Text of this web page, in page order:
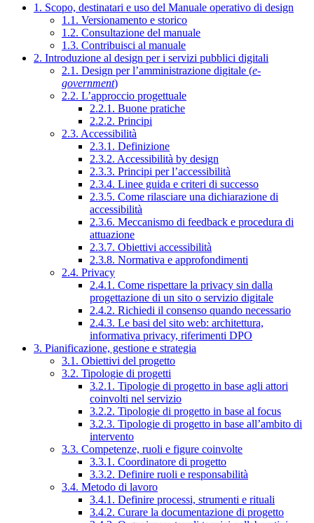
1. Scopo, destinatari e uso del Manuale operativo di design
1.1. Versionamento e storico
1.2. Consultazione del manuale
1.3. Contribuisci al manuale
2. Introduzione al design per i servizi pubblici digitali
2.1. Design per l’amministrazione digitale (e-
government)
2.2. L’approccio progettuale
2.2.1. Buone pratiche
2.2.2. Principi
2.3. Accessibilità
2.3.1. Definizione
2.3.2. Accessibilità by design
2.3.3. Principi per l’accessibilità
2.3.4. Linee guida e criteri di successo
2.3.5. Come rilasciare una dichiarazione di
accessibilità
2.3.6. Meccanismo di feedback e procedura di
attuazione
2.3.7. Obiettivi accessibilità
2.3.8. Normativa e approfondimenti
2.4. Privacy
2.4.1. Come rispettare la privacy sin dalla
progettazione di un sito o servizio digitale
2.4.2. Richiedi il consenso quando necessario
2.4.3. Le basi del sito web: architettura,
informativa privacy, riferimenti DPO
3. Pianificazione, gestione e strategia
3.1. Obiettivi del progetto
3.2. Tipologie di progetti
3.2.1. Tipologie di progetto in base agli attori
coinvolti nel servizio
3.2.2. Tipologie di progetto in base al focus
3.2.3. Tipologie di progetto in base all’ambito di
intervento
3.3. Competenze, ruoli e figure coinvolte
3.3.1. Coordinatore di progetto
3.3.2. Definire ruoli e responsabilità
3.4. Metodo di lavoro
3.4.1. Definire processi, strumenti e rituali
3.4.2. Curare la documentazione di progetto